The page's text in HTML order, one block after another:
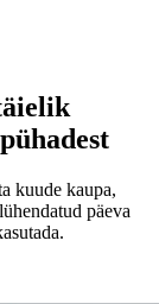
kuude kaupa,
päeva